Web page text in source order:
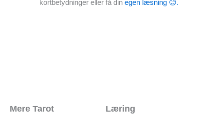
kortbetydninger eller få din egen læsning 😊.
Mere Tarot Læring